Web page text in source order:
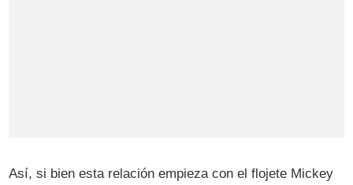
Así, si bien esta relación empieza con el flojete Mickey